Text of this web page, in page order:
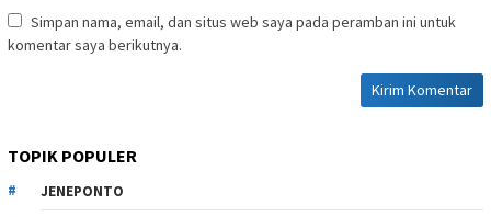
Simpan nama, email, dan situs web saya pada peramban ini untuk
komentar saya berikutnya.
TOPIK POPULER
JENEPONTO